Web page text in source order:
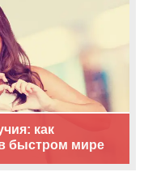
как
быстром мире